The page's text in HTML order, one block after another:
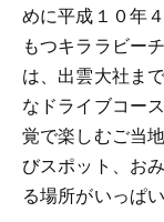
めに平成１０年
もつキララビー
は、出雲大社ま
なドライブコー
覚で楽しむご当
びスポット、お
る場所がいっぱ